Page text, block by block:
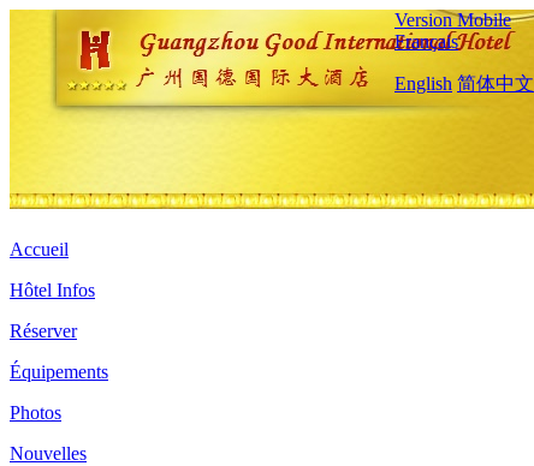
Version Mobile
Français
English 简体中文
Accueil
Hôtel Infos
Réserver
Équipements
Photos
Nouvelles